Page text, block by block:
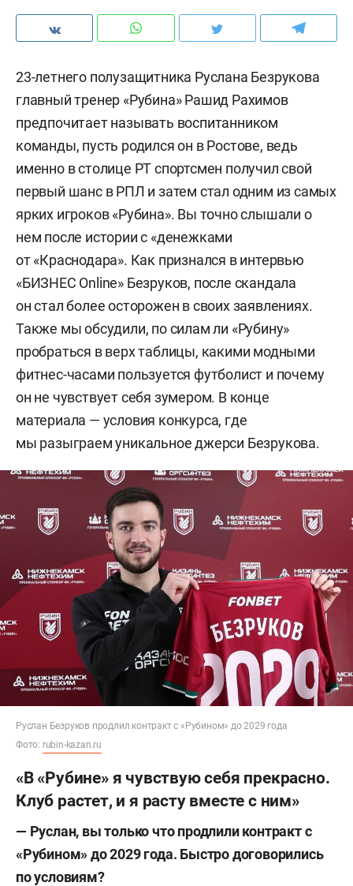
23-летнего полузащитника Руслана Безрукова
главный тренер «Рубина» Рашид Рахимов
предпочитает называть воспитанником
команды, пусть родился он в Ростове, ведь
именно в столице РТ спортсмен получил свой
первый шанс в РПЛ и затем стал одним из самых
ярких игроков «Рубина». Вы точно слышали о
нем после истории с «денежками
от «Краснодара». Как признался в интервью
«БИЗНЕС Online» Безруков, после скандала
он стал более осторожен в своих заявлениях.
Также мы обсудили, по силам ли «Рубину»
пробраться в верх таблицы, какими модными
фитнес-часами пользуется футболист и почему
он не чувствует себя зумером. В конце
материала — условия конкурса, где
мы разыграем уникальное джерси Безрукова.
Руслан Безруков продлил контракт с «Рубином» до 2029 года
Фото: rubin-kazan.ru
«В «Рубине» я чувствую себя прекрасно.
Клуб растет, и я расту вместе с ним»
— Руслан, вы только что продлили контракт с
«Рубином» до 2029 года. Быстро договорились
по условиям?